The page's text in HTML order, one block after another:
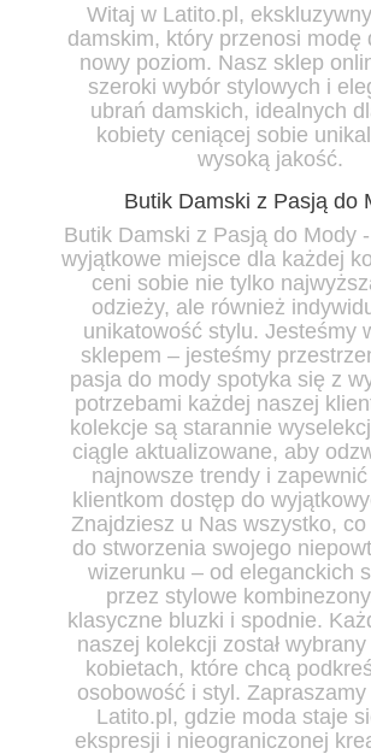
Witaj w Latito.pl,
damskim, który przenosi modę
nowy poziom. Nasz sklep
szeroki wybór stylowych i
ubrań damskich, idealnych
kobiety ceniącej sobie
wysoką jakość.
Butik Damski z Pasją do
Butik Damski z Pasją do Mody
wyjątkowe miejsce dla każdej
ceni sobie nie tylko
odzieży, ale również
unikatowość stylu. Jesteśmy
sklepem – jesteśmy
pasja do mody spotyka się z
potrzebami każdej naszej
kolekcje są starannie
ciągle aktualizowane, aby
najnowsze trendy i
klientkom dostęp do
Znajdziesz u Nas wszystko,
do stworzenia swojego
wizerunku – od eleganckich
przez stylowe
klasyczne bluzki i spodnie.
naszej kolekcji został
kobietach, które chcą
osobowość i styl.
Latito.pl, gdzie moda staje
ekspresji i nieograniczonej